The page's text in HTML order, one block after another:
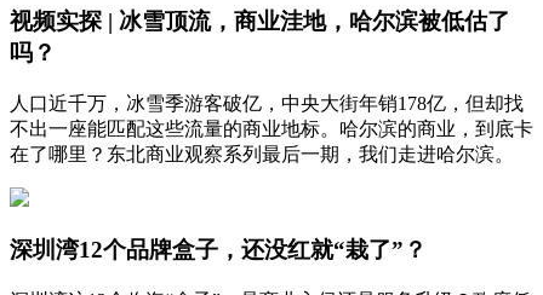
视频实探 | 冰雪顶流，商业洼地，哈尔滨被低估了
吗？
人口近千万，冰雪季游客破亿，中央大街年销178亿，但却找
不出一座能匹配这些流量的商业地标。哈尔滨的商业，到底卡
在了哪里？东北商业观察系列最后一期，我们走进哈尔滨。
深圳湾12个品牌盒子，还没红就“栽了”？